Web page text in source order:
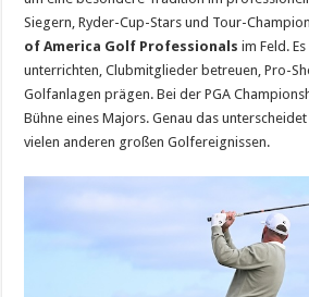
Siegern, Ryder-Cup-Stars und Tour-
of America Golf Professionals im Feld.
unterrichten, Clubmitglieder betreuen, Pro-
Golfanlagen prägen. Bei der PGA
Bühne eines Majors. Genau das
vielen anderen großen Golfereignissen.